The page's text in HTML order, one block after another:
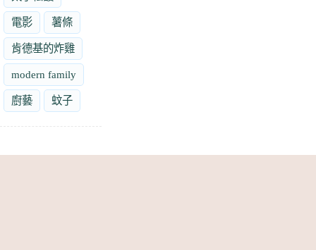
電影 薯條
肯德基的炸雞
modern family
廚藝 蚊子